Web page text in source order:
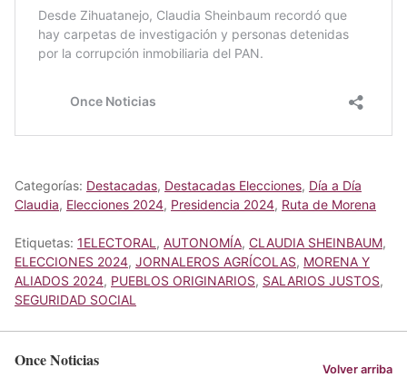
Categorías: Destacadas, Destacadas Elecciones, Día a Día
Claudia, Elecciones 2024, Presidencia 2024, Ruta de Morena
Etiquetas: 1ELECTORAL , AUTONOMÍA, CLAUDIA SHEINBAUM,
ELECCIONES 2024, JORNALEROS AGRÍCOLAS, MORENA Y
ALIADOS 2024, PUEBLOS ORIGINARIOS, SALARIOS JUSTOS,
SEGURIDAD SOCIAL
Once Noticias Volver arriba